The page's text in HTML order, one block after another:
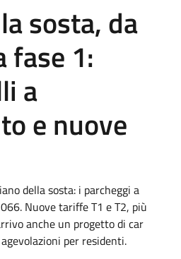
sosta, da
fase 1:
a
e nuove
della sosta: i parcheggi a
Nuove tariffe T1 e T2, più
anche un progetto di car
per residenti.